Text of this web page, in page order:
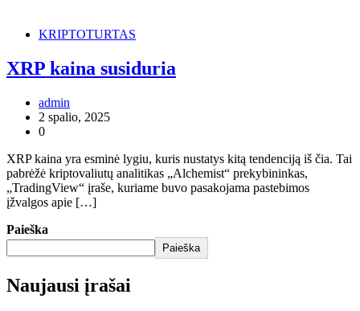
KRIPTOTURTAS
XRP kaina susiduria
admin
2 spalio, 2025
0
XRP kaina yra esminė lygiu, kuris nustatys kitą tendenciją iš čia. Tai
pabrėžė kriptovaliutų analitikas „Alchemist“ prekybininkas,
„TradingView“ įraše, kuriame buvo pasakojama pastebimos
įžvalgos apie […]
Paieška
Paieška
Naujausi įrašai